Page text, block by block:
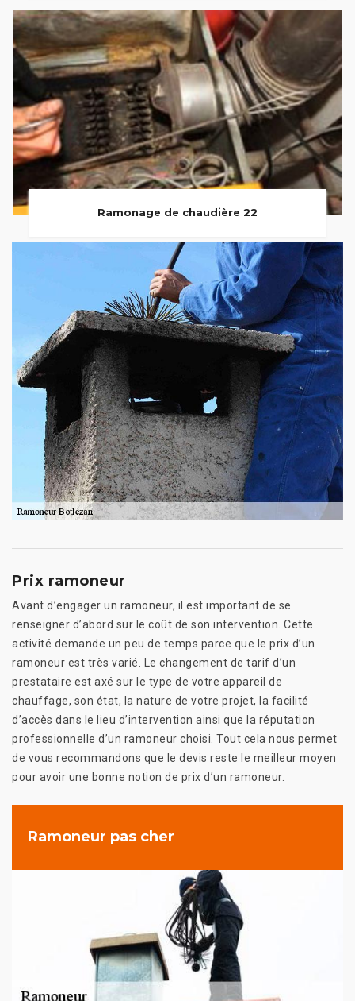
Ramonage de chaudière 22
Prix ramoneur
Avant d’engager un ramoneur, il est important de se
renseigner d’abord sur le coût de son intervention. Cette
activité demande un peu de temps parce que le prix d’un
ramoneur est très varié. Le changement de tarif d’un
prestataire est axé sur le type de votre appareil de
chauffage, son état, la nature de votre projet, la facilité
d’accès dans le lieu d’intervention ainsi que la réputation
professionnelle d’un ramoneur choisi. Tout cela nous permet
de vous recommandons que le devis reste le meilleur moyen
pour avoir une bonne notion de prix d’un ramoneur.
Ramoneur pas cher